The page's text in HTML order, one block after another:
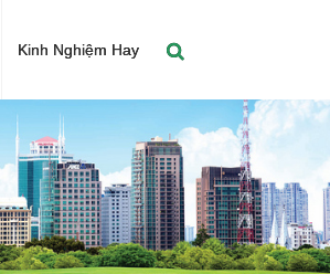
Kinh Nghiệm Hay